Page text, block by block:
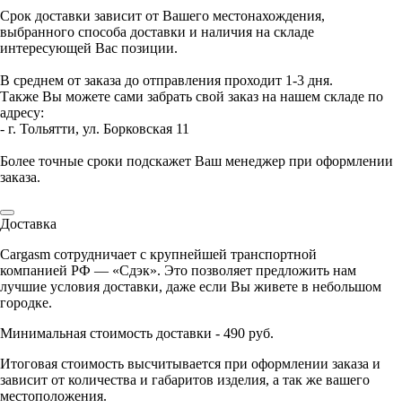
Срок доставки зависит от Вашего местонахождения,
выбранного способа доставки и наличия на складе
интересующей Вас позиции.
В среднем от заказа до отправления проходит 1-3 дня.
Также Вы можете сами забрать свой заказ на нашем складе по
адресу:
- г. Тольятти, ул. Борковская 11
Более точные сроки подскажет Ваш менеджер при оформлении
заказа.
Доставка
Cargasm сотрудничает с крупнейшей транспортной
компанией РФ — «Сдэк». Это позволяет предложить нам
лучшие условия доставки, даже если Вы живете в небольшом
городке.
Минимальная стоимость доставки - 490 руб.
Итоговая стоимость высчитывается при оформлении заказа и
зависит от количества и габаритов изделия, а так же вашего
местоположения.